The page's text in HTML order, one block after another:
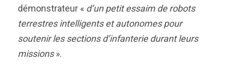
démonstrateur « d’un petit essaim de robots
terrestres intelligents et autonomes pour
soutenir les sections d’infanterie durant leurs
missions».